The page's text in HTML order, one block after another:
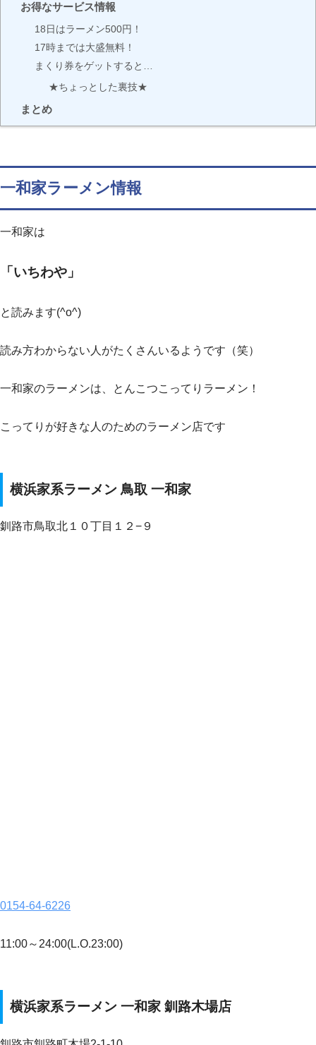
お得なサービス情報
18日はラーメン500円！
17時までは大盛無料！
まくり券をゲットすると…
★ちょっとした裏技★
まとめ
一和家ラーメン情報
一和家は
「いちわや」
と読みます(^o^)
読み方わからない人がたくさんいるようです（笑）
一和家のラーメンは、とんこつこってりラーメン！
こってりが好きな人のためのラーメン店です
横浜家系ラーメン 鳥取 一和家
釧路市鳥取北１０丁目１２−９
0154-64-6226
11:00～24:00(L.O.23:00)
横浜家系ラーメン 一和家 釧路木場店